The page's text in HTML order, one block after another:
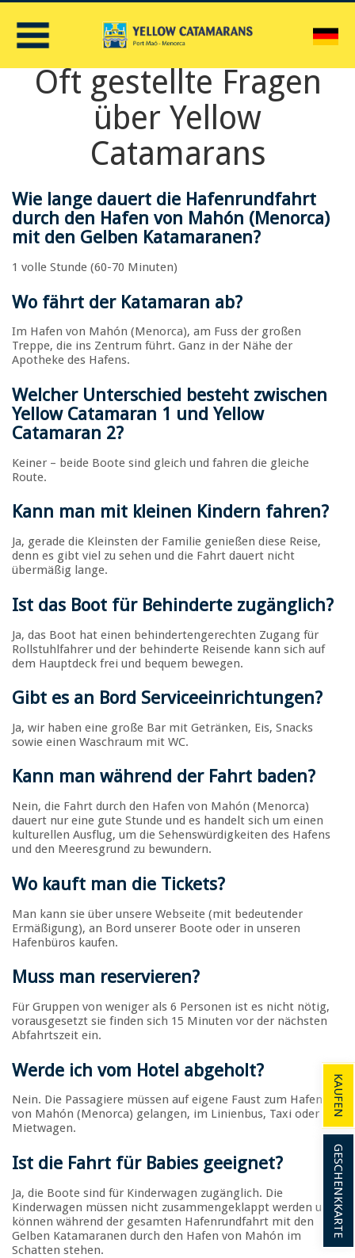
Oft gestellte Fragen
über Yellow
Catamarans
Wie lange dauert die Hafenrundfahrt
durch den Hafen von Mahón (Menorca)
mit den Gelben Katamaranen?
1 volle Stunde (60-70 Minuten)
Wo fährt der Katamaran ab?
Im Hafen von Mahón (Menorca), am Fuss der großen
Treppe, die ins Zentrum führt. Ganz in der Nähe der
Apotheke des Hafens.
Welcher Unterschied besteht zwischen
Yellow Catamaran 1 und Yellow
Catamaran 2?
Keiner – beide Boote sind gleich und fahren die gleiche
Route.
Kann man mit kleinen Kindern fahren?
Ja, gerade die Kleinsten der Familie genießen diese Reise,
denn es gibt viel zu sehen und die Fahrt dauert nicht
übermäßig lange.
Ist das Boot für Behinderte zugänglich?
Ja, das Boot hat einen behindertengerechten Zugang für
Rollstuhlfahrer und der behinderte Reisende kann sich auf
dem Hauptdeck frei und bequem bewegen.
Gibt es an Bord Serviceeinrichtungen?
Ja, wir haben eine große Bar mit Getränken, Eis, Snacks
sowie einen Waschraum mit WC.
Kann man während der Fahrt baden?
Nein, die Fahrt durch den Hafen von Mahón (Menorca)
dauert nur eine gute Stunde und es handelt sich um einen
kulturellen Ausflug, um die Sehenswürdigkeiten des Hafens
und den Meeresgrund zu bewundern.
Wo kauft man die Tickets?
Man kann sie über unsere Webseite (mit bedeutender
Ermäßigung), an Bord unserer Boote oder in unseren
Hafenbüros kaufen.
Muss man reservieren?
Für Gruppen von weniger als 6 Personen ist es nicht nötig,
vorausgesetzt sie finden sich 15 Minuten vor der nächsten
Abfahrtszeit ein.
Werde ich vom Hotel abgeholt?
Nein. Die Passagiere müssen auf eigene Faust zum Hafen
von Mahón (Menorca) gelangen, im Linienbus, Taxi oder
Mietwagen.
Ist die Fahrt für Babies geeignet?
Ja, die Boote sind für Kinderwagen zugänglich. Die
Kinderwagen müssen nicht zusammengeklappt werden und
können während der gesamten Hafenrundfahrt mit den
Gelben Katamaranen durch den Hafen von Mahón im
Schatten stehen.
KAUFEN
GESCHENKKARTE